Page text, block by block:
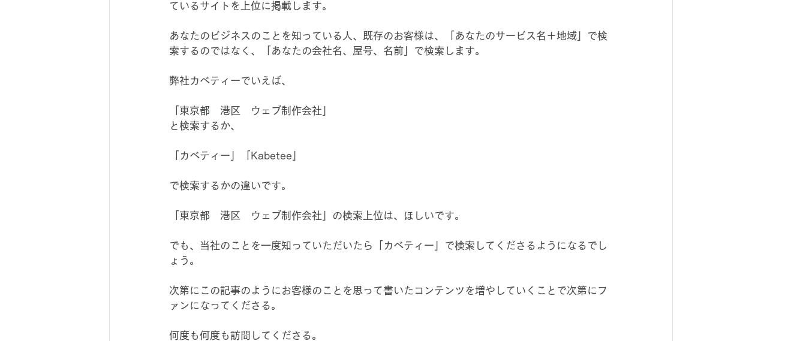
ているサイトを上位に掲載します。
あなたのビジネスのことを知っている人、既存のお客様は、「あなたのサービス名＋地域」で検
索するのではなく、「あなたの会社名、屋号、名前」で検索します。
弊社カベティーでいえば、
「東京都　港区　ウェブ制作会社」
と検索するか、
「カベティー」「Kabetee」
で検索するかの違いです。
「東京都　港区　ウェブ制作会社」の検索上位は、ほしいです。
でも、当社のことを一度知っていただいたら「カベティー」で検索してくださるようになるでし
ょう。
次第にこの記事のようにお客様のことを思って書いたコンテンツを増やしていくことで次第にフ
ァンになってくださる。
何度も何度も訪問してくださる。